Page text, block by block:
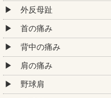
外反母趾
首の痛み
背中の痛み
肩の痛み
野球肩